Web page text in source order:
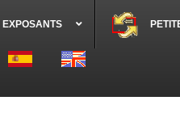
EXPOSANTS
Sélectionnez votre langue